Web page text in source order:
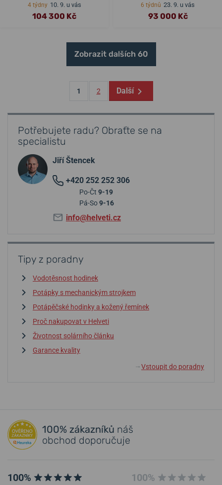
4 týdny 10. 9. u vás
104 300 Kč
6 týdnů 23. 9. u vás
93 000 Kč
Zobrazit dalších 60
1 2 Další
Potřebujete radu? Obraťte se na
specialistu
Jiří Štencek
+420 252 252 306
Po-Čt 9-19
Pá-So9-16
info@helveti.cz
Tipy z poradny
Vodotěsnost hodinek
Potápky s mechanickým strojkem
Potápěčské hodinky a kožený řemínek
Proč nakupovat v Helveti
Životnost solárního článku
Garance kvality
↓ Vstoupit do poradny
100% zákazníků náš
obchod doporučuje
100% 100%